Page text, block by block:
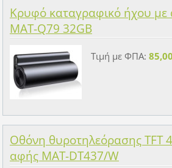
Κρυφό καταγραφικό ήχου με
MAT-Q79 32GB
Τιμή με ΦΠΑ:
Οθόνη θυροτηλεόρασης TFT
αφής MAT-DT437/W